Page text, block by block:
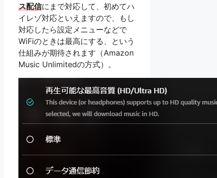
ス配信にまで対応して、初めてハ
イレゾ対応といえますので、もし
対応したら設定メニューなどで
WiFiのときは最高にする、という
仕組みが期待されます（Amazon
Music Unlimitedの方式）。